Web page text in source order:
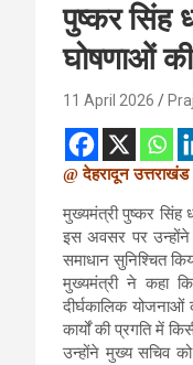
पुष्कर सिंह
घोषणाओं की
11 April 2026
@ देहरादून
मुख्यमंत्री पुष्कर सिंह
इस अवसर पर उन्होंने
समाधान सुनिश्चित
मुख्यमंत्री ने कहा
दीर्घकालिक योजनाओं
कार्यों की प्रगति में
उन्होंने मुख्य सचिव